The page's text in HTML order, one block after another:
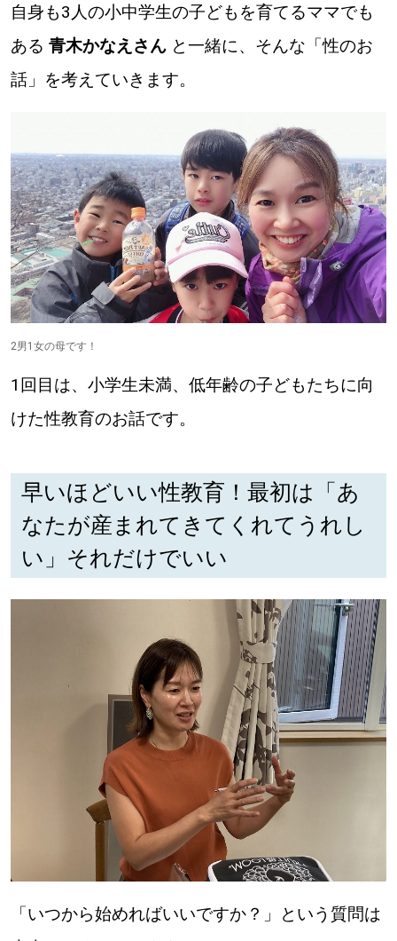
北海道で暮らす、あなたとつくる、
明日への”きっかけ”WEBマガジン
パートナーメディア Sitakkeパートナー
運営会社 広告掲載
情報提供・お問い合わせ 利用規約
閉じる
自身も3人の小中学生の子どもを育てるママでも
ある 青木かなえさんと一緒に、そんな「性のお
話」を考えていきます。
2男1女の母です！
1回目は、小学生未満、低年齢の子どもたちに向
けた性教育のお話です。
早いほどいい性教育！最初は「あ
なたが産まれてきてくれてうれし
い」それだけでいい
「いつから始めればいいですか？」という質問は